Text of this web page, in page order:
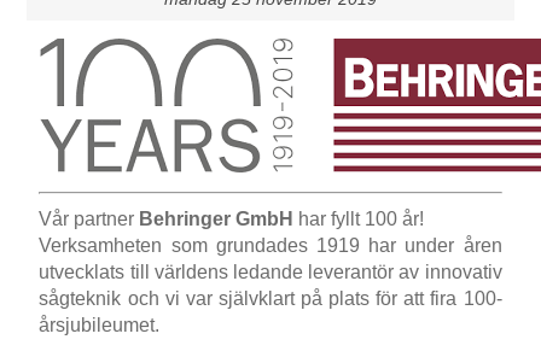
Värmebehandling
BRAUN Ytslipningsmaskiner
3D-svetsning
Bearbetning av stång, rör och profiler
Kontakt
Vår partner Behringer GmbH har fyllt 100 år!
Verksamheten som grundades 1919 har under åren
utvecklats till världens ledande leverantör av innovativ
sågteknik och vi var självklart på plats för att fira 100-
årsjubileumet.